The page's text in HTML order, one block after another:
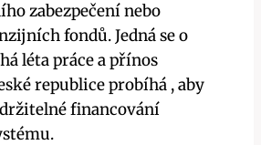
zabezpečení nebo
fondů. Jedná se o
léta práce a přínos
republice probíhá , aby
financování